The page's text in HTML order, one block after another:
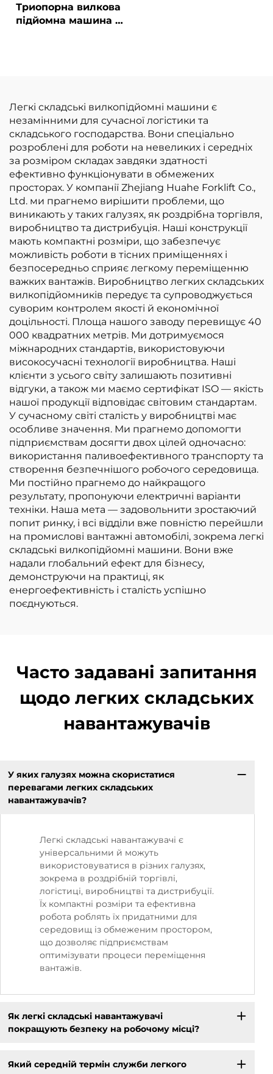
Триопорна вилкова
підйомна машина з
Легкі складські вилкопідйомні машини є
незамінними для сучасної логістики та
складського господарства. Вони спеціально
розроблені для роботи на невеликих і середніх
за розміром складах завдяки здатності
ефективно функціонувати в обмежених
просторах. У компанії Zhejiang Huahe Forklift Co.,
Ltd. ми прагнемо вирішити проблеми, що
виникають у таких галузях, як роздрібна торгівля,
виробництво та дистрибуція. Наші конструкції
мають компактні розміри, що забезпечує
можливість роботи в тісних приміщеннях і
безпосередньо сприяє легкому переміщенню
важких вантажів. Виробництво легких складських
вилкопідйомників передує та супроводжується
суворим контролем якості й економічної
доцільності. Площа нашого заводу перевищує 40
000 квадратних метрів. Ми дотримуємося
міжнародних стандартів, використовуючи
високосучасні технології виробництва. Наші
клієнти з усього світу залишають позитивні
відгуки, а також ми маємо сертифікат ISO — якість
нашої продукції відповідає світовим стандартам.
У сучасному світі сталість у виробництві має
особливе значення. Ми прагнемо допомогти
підприємствам досягти двох цілей одночасно:
використання паливоефективного транспорту та
створення безпечнішого робочого середовища.
Ми постійно прагнемо до найкращого
результату, пропонуючи електричні варіанти
техніки. Наша мета — задовольнити зростаючий
попит ринку, і всі відділи вже повністю перейшли
на промислові вантажні автомобілі, зокрема легкі
складські вилкопідйомні машини. Вони вже
надали глобальний ефект для бізнесу,
демонструючи на практиці, як
енергоефективність і сталість успішно
поєднуються.
Часто задавані запитання
щодо легких складських
навантажувачів
У яких галузях можна скористатися
перевагами легких складських
навантажувачів?
Легкі складські навантажувачі є
універсальними й можуть
використовуватися в різних галузях,
зокрема в роздрібній торгівлі,
логістиці, виробництві та дистрибуції.
Їх компактні розміри та ефективна
робота роблять їх придатними для
середовищ із обмеженим простором,
що дозволяє підприємствам
оптимізувати процеси переміщення
вантажів.
Як легкі складські навантажувачі
покращують безпеку на робочому місці?
Який середній термін служби легкого